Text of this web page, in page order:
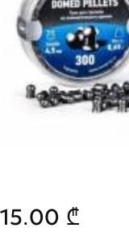
15.00 ₾